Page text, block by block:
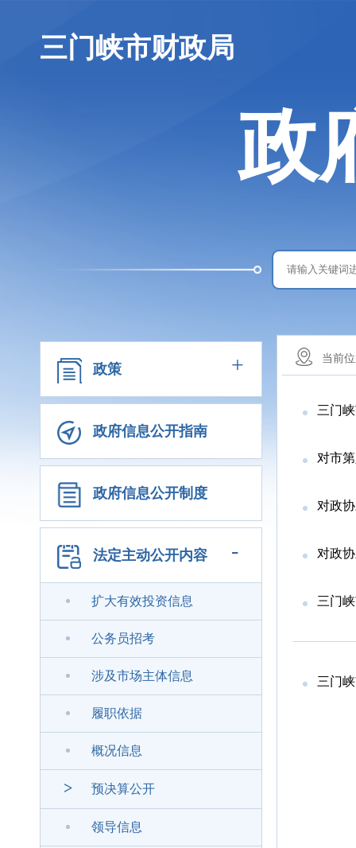
三门峡市财政局
政
政策 +
政府信息公开指南
政府信息公开制度
法定主动公开内容 -
扩大有效投资信息
公务员招考
涉及市场主体信息
履职依据
概况信息
> 预决算公开
领导信息
当前
三门
对市
对政
对政
三门
三门